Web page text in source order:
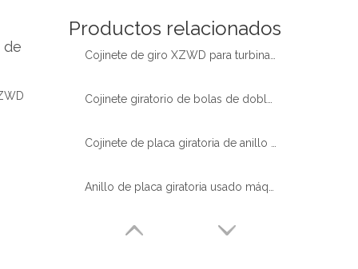
de
Productos relacionados